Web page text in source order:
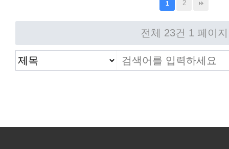
1 2
전체 23건 1 페이지